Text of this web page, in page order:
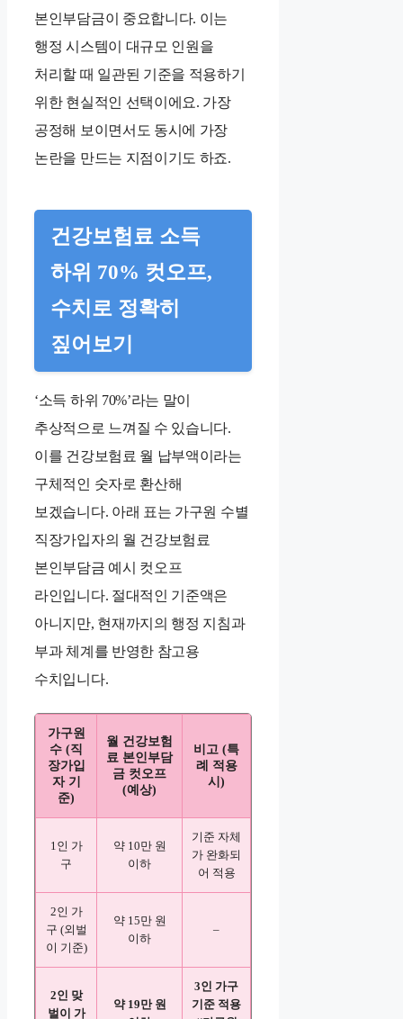
본인부담금이 중요합니다. 이는
행정 시스템이 대규모 인원을
처리할 때 일관된 기준을 적용하기
위한 현실적인 선택이에요. 가장
공정해 보이면서도 동시에 가장
논란을 만드는 지점이기도 하죠.
건강보험료 소득
하위 70% 컷오프,
수치로 정확히
짚어보기
‘소득 하위 70%’라는 말이
추상적으로 느껴질 수 있습니다.
이를 건강보험료 월 납부액이라는
구체적인 숫자로 환산해
보겠습니다. 아래 표는 가구원 수별
직장가입자의 월 건강보험료
본인부담금 예시 컷오프
라인입니다. 절대적인 기준액은
아니지만, 현재까지의 행정 지침과
부과 체계를 반영한 참고용
수치입니다.
가구원
수 (직
장가입
자 기
준)
월 건강보험
료 본인부담
금 컷오프
(예상)
비고 (특
례 적용
시)
1인 가
구
약 10만 원
이하
기준 자체
가 완화되
어 적용
2인 가
구 (외벌
이 기준)
약 15만 원
이하
–
2인 맞
벌이 가
약 19만 원
3인 가구
기준 적용